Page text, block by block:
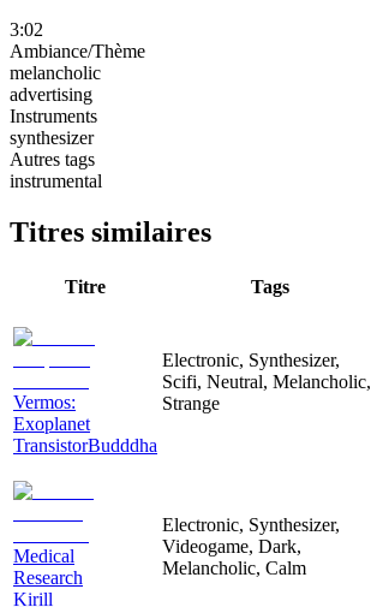
3:02
Ambiance/Thème
melancholic
advertising
Instruments
synthesizer
Autres tags
instrumental
Titres similaires
Titre Tags
Vermos:
Exoplanet
TransistorBudddha
Electronic, Synthesizer,
Scifi, Neutral, Melancholic,
Strange
Medical
Research
Kirill
Electronic, Synthesizer,
Videogame, Dark,
Melancholic, Calm